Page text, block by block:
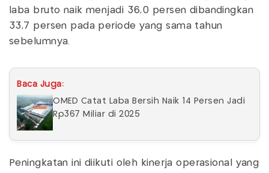
laba bruto naik menjadi 36,0 persen dibandingkan
33,7 persen pada periode yang sama tahun
sebelumnya.
Baca Juga:
OMED Catat Laba Bersih Naik 14 Persen Jadi
Rp367 Miliar di 2025
Peningkatan ini diikuti oleh kinerja operasional yang